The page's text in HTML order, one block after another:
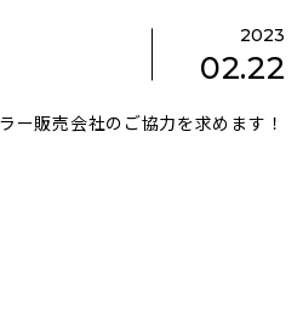
2023
02.22
ー販売会社のご協力を求めます！